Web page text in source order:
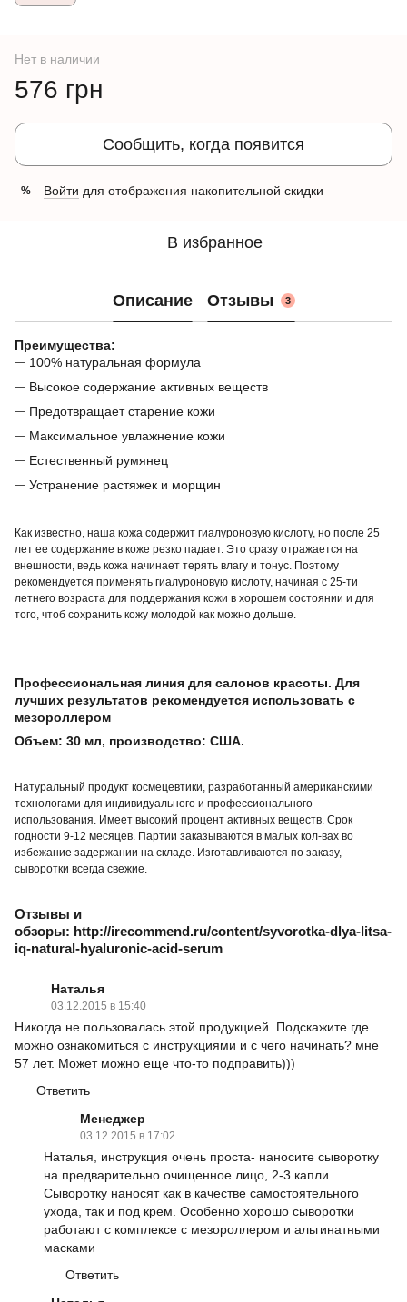
Нет в наличии
576 грн
Сообщить, когда появится
% Войти для отображения накопительной скидки
В избранное
Описание Отзывы 3
Преимущества:
100% натуральная формула
Высокое содержание активных веществ
Предотвращает старение кожи
Максимальное увлажнение кожи
Естественный румянец
Устранение растяжек и морщин
Как известно, наша кожа содержит гиалуроновую кислоту, но после 25
лет ее содержание в коже резко падает. Это сразу отражается на
внешности, ведь кожа начинает терять влагу и тонус. Поэтому
рекомендуется применять гиалуроновую кислоту, начиная с 25-ти
летнего возраста для поддержания кожи в хорошем состоянии и для
того, чтоб сохранить кожу молодой как можно дольше.
Профессиональная линия для салонов красоты. Для
лучших результатов рекомендуется использовать с
мезороллером
Объем: 30 мл, производство: США.
Натуральный продукт космецевтики, разработанный американскими
технологами для индивидуального и профессионального
использования. Имеет высокий процент активных веществ. Срок
годности 9-12 месяцев. Партии заказываются в малых кол-вах во
избежание задержании на складе. Изготавливаются по заказу,
сыворотки всегда свежие.
Отзывы и
обзоры: http://irecommend.ru/content/syvorotka-dlya-litsa-
iq-natural-hyaluronic-acid-serum
Наталья
03.12.2015 в 15:40
Никогда не пользовалась этой продукцией. Подскажите где
можно ознакомиться с инструкциями и с чего начинать? мне
57 лет. Может можно еще что-то подправить)))
Ответить
Менеджер
03.12.2015 в 17:02
Наталья, инструкция очень проста- наносите сыворотку
на предварительно очищенное лицо, 2-3 капли.
Сыворотку наносят как в качестве самостоятельного
ухода, так и под крем. Особенно хорошо сыворотки
работают с комплексе с мезороллером и альгинатными
масками
Ответить